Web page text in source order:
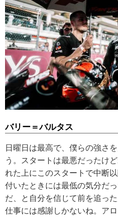
バリー＝バルタス
日曜日は最高で、僕らの強さ
う。スタートは最悪だったけ
れた上にこのスタートで中断
付いたときには最低の気分だ
だ、と自分を信じて前を追っ
仕事には感謝しかないね。ア